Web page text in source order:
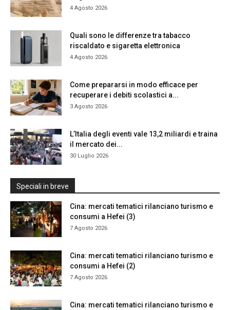
4 Agosto 2026
Quali sono le differenze tra tabacco
riscaldato e sigaretta elettronica
4 Agosto 2026
Come prepararsi in modo efficace per
recuperare i debiti scolastici a...
3 Agosto 2026
L’Italia degli eventi vale 13,2 miliardi e traina
il mercato dei...
30 Luglio 2026
Speciali in breve
Cina: mercati tematici rilanciano turismo e
consumi a Hefei (3)
7 Agosto 2026
Cina: mercati tematici rilanciano turismo e
consumi a Hefei (2)
7 Agosto 2026
Cina: mercati tematici rilanciano turismo e